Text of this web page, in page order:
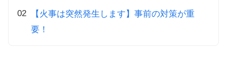
【火事は突然発生します】事前の対策が重
要！